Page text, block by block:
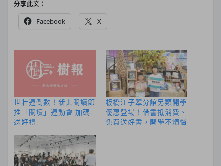
分享此文：
Facebook X
世壯運倒數！新北閱讀節
推「閱讀」運動會 加碼
送好禮
板橋江子翠分館另類開學
優惠登場！借書抵消費、
免費送好書，開學不煩惱